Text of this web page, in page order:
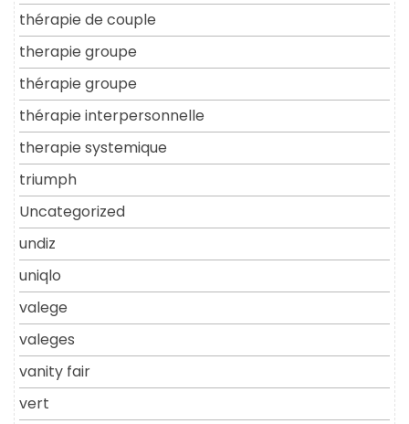
thérapie de couple
therapie groupe
thérapie groupe
thérapie interpersonnelle
therapie systemique
triumph
Uncategorized
undiz
uniqlo
valege
valeges
vanity fair
vert